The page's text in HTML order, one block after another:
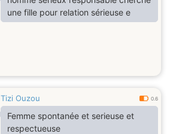
une fille pour relation sérieuse e
Tizi Ouzou 0.6
Femme spontanée et serieuse et
respectueuse